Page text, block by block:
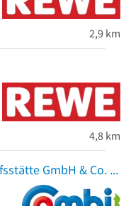
2,9 km
4,8 km
Combi-Verbrauchermarkt Einkaufsstätte GmbH & Co. KG Fil. Oyten